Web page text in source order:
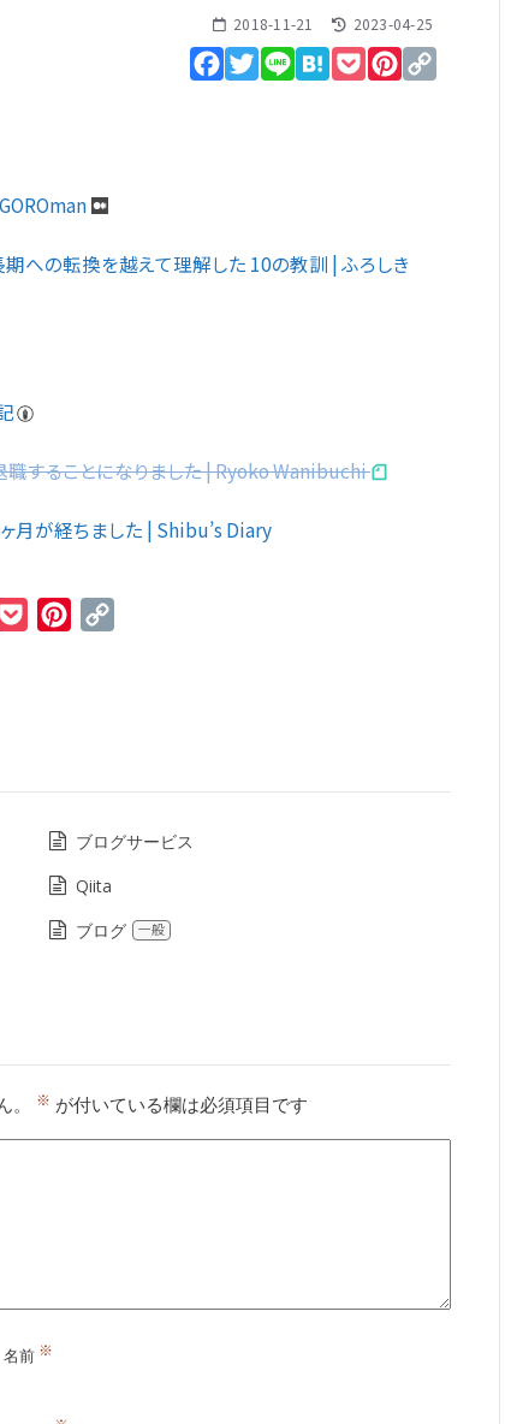
2018-11-21 2023-04-25
Facebook
Twitter
Line HatenaPocketPinterest
への転換を越えて理解した 10の教訓 | ふろしき
職することになりました | Ryoko Wanibuchi
月が経ちました | Shibu’s Diary
HatenaPocketPinterest
ブログサービス
Qiita
ブログ 一般
※ が付いている欄は必須項目です
名前 ※